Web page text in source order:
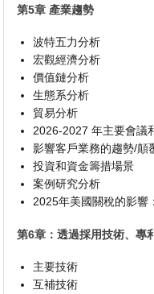
第5章 產業趨勢
波特五力分析
宏觀經濟分析
價值鏈分析
生態系分析
貿易分析
2026-2027 年主要會議
影響客戶業務的趨勢/顛
投資和資金籌措場景
案例研究分析
2025年美國關稅的影響
第6章：透過採用技術、專
主要技術
互補技術